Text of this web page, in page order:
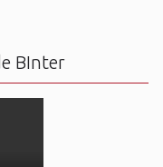
BInter